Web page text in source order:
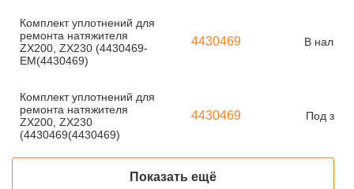
Комплект уплотнений для
ремонта натяжителя
ZX200, ZX230 (4430469-
EM(4430469)
4430469 В
Комплект уплотнений для
ремонта натяжителя
ZX200, ZX230
(4430469(4430469)
4430469 Под
Показать ещё